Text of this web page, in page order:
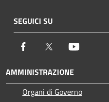
SEGUICI SU
Facebook Twitter
AMMINISTRAZIONE
Organi di Governo